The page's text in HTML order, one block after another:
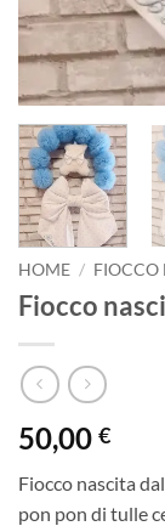
HOME / FIOCCO
Fiocco
50,00 €
Fiocco nascita
pon pon di tulle